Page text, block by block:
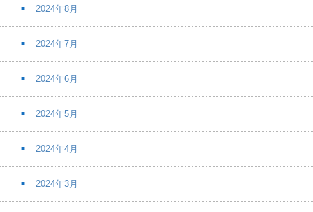
2024年8月
2024年7月
2024年6月
2024年5月
2024年4月
2024年3月